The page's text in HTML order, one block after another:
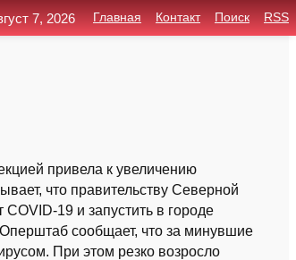
привела к увеличению
что правительству Северной
19 и запустить в городе
сообщает, что за минувшие
При этом резко возросло
7, 2026 Главная Контакт Поиск RSS